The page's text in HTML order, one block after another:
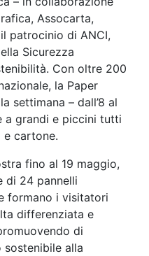
Assocarta,
patrocinio di ANCI,
Sicurezza
Con oltre 200
la Paper
settimana – dall’8 al
a grandi e piccini tutti
cartone.
fino al 19 maggio,
di 24 pannelli
formano i visitatori
differenziata e
di
sostenibile alla